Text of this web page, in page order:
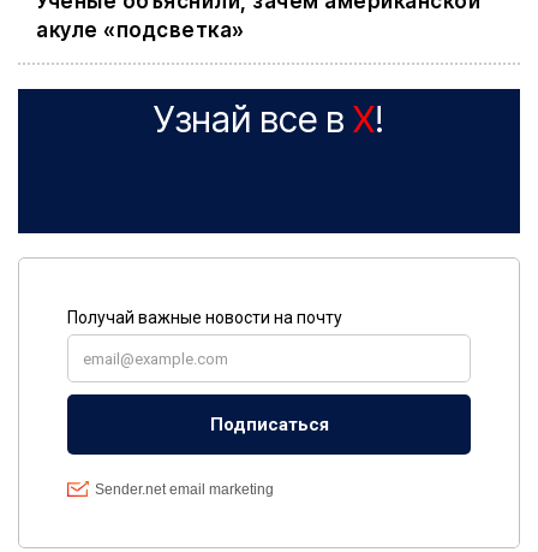
акуле «подсветка»
Узнай все в X!